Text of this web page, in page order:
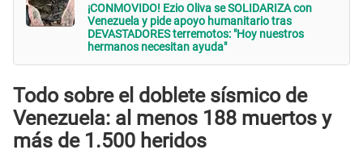
¡CONMOVIDO! Ezio Oliva se SOLIDARIZA con
Venezuela y pide apoyo humanitario tras
DEVASTADORES terremotos: "Hoy nuestros
hermanos necesitan ayuda"
Todo sobre el doblete sísmico de
Venezuela: al menos 188 muertos y
más de 1.500 heridos